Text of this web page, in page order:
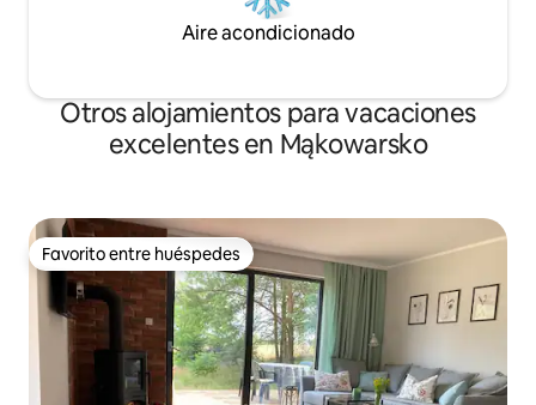
Aire acondicionado
Otros alojamientos para vacaciones
excelentes en Mąkowarsko
Favorito entre huéspedes
Favorito entre huéspedes